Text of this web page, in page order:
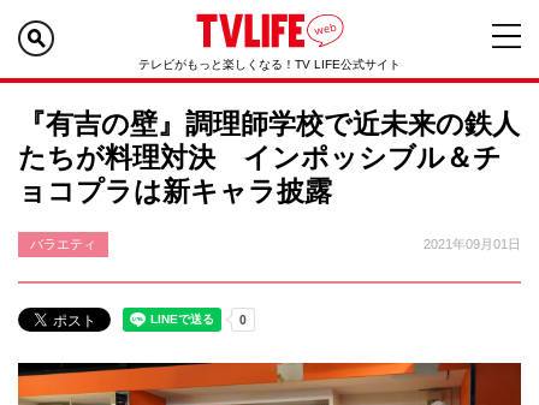
テレビがもっと楽しくなる！TV LIFE公式サイト
『有吉の壁』調理師学校で近未来の鉄人
たちが料理対決 インポッシブル＆チ
ョコプラは新キャラ披露
バラエティ 2021年09月01日